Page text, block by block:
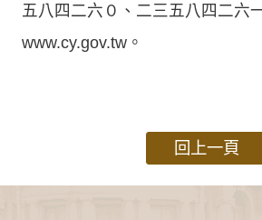
五八四二六０、二三五八四二六
www.cy.gov.tw。
回上一頁